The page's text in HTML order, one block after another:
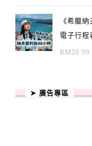
《希臘
電子行程
RM20.99
➤ 廣告專區